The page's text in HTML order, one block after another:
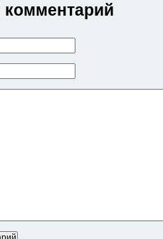
комментарий